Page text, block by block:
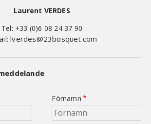
Laurent VERDES
Tel: +33 (0)6 08 24 37 90
lverdes@23bosquet.com
Förnamn